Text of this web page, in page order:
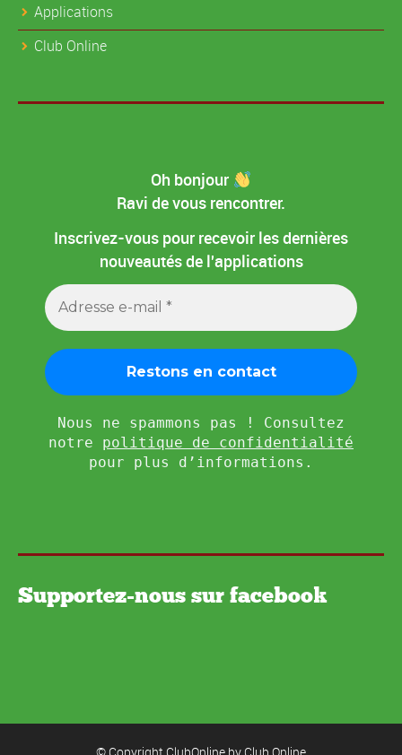
Applications
Club Online
Oh bonjour
Ravi de vous rencontrer.
Inscrivez-vous pour recevoir les dernières
nouveautés de l'applications
Nous ne spammons pas ! Consultez
notre politique de confidentialité
pour plus d’informations.
Supportez-nous sur facebook
© Copyright ClubOnline by Club Online